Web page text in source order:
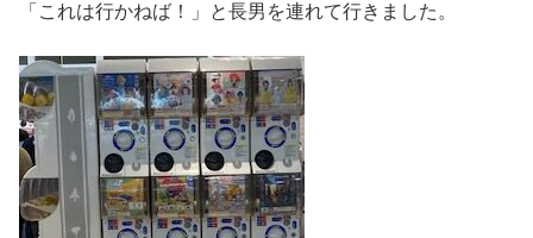
「これは行かねば！」と長男を連れて行きました。